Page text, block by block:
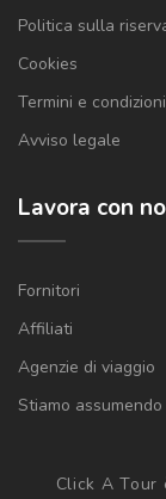
Politica sulla
Cookies
Termini e
Avviso legale
Lavora con
Fornitori
Affiliati
Agenzie di viaggio
Stiamo assumendo
Click A Tour